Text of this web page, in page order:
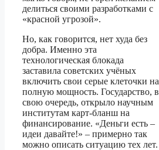
делиться своими разработками с
«красной угрозой».
Но, как говорится, нет худа без
добра. Именно эта
технологическая блокада
заставила советских учёных
включить свои серые клеточки на
полную мощность. Государство, в
свою очередь, открыло научным
институтам карт-бланш на
финансирование. «Деньги есть –
идеи давайте!» – примерно так
можно описать ситуацию тех лет.